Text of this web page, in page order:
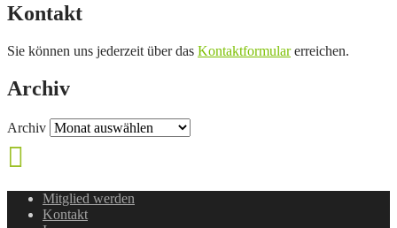
Kontakt
Sie können uns jederzeit über das Kontaktformularerreichen.
Archiv
Archiv
Mitglied werden
Kontakt